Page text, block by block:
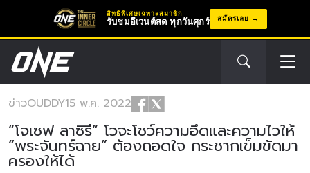
สิทธิพิเศษเฉพาะสมาชิก
รับชมอีเวนต์สด ทุกวันศุกร์ สมัครเลย
ข่าวOUDDY15 พ.ค. 2022
“โจเซฟ ลาซิรี” โวจะโชว์ความอึดและความไวให้
“พระจันทร์ฉาย” ต้องถอดใจ กระชากเข็มขัดมา
ครองให้ได้